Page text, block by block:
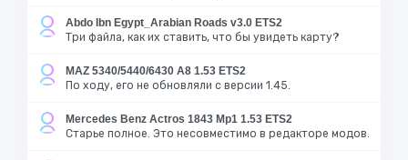
Abdo Ibn Egypt_Arabian Roads v3.0 ETS2
Три файла, как их ставить, что бы увидеть карту?
MAZ 5340/5440/6430 A8 1.53 ETS2
По ходу, его не обновляли с версии 1.45.
Mercedes Benz Actros 1843 Mp1 1.53 ETS2
Старье полное. Это несовместимо в редакторе модов.